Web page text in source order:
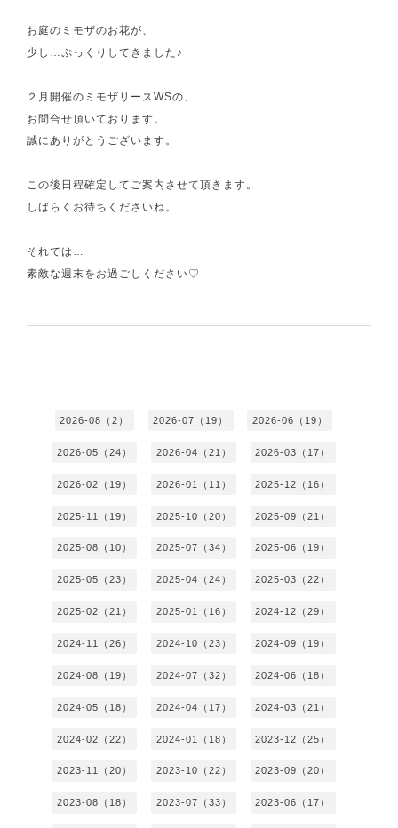
お庭のミモザのお花が、
少し…ぷっくりしてきました♪
２月開催のミモザリースWSの、
お問合せ頂いております。
誠にありがとうございます。
この後日程確定してご案内させて頂きます。
しばらくお待ちくださいね。
それでは…
素敵な週末をお過ごしください♡
2026-08（2） 2026-07（19） 2026-06（19）
2026-05（24） 2026-04（21） 2026-03（17）
2026-02（19） 2026-01（11） 2025-12（16）
2025-11（19） 2025-10（20） 2025-09（21）
2025-08（10） 2025-07（34） 2025-06（19）
2025-05（23） 2025-04（24） 2025-03（22）
2025-02（21） 2025-01（16） 2024-12（29）
2024-11（26） 2024-10（23） 2024-09（19）
2024-08（19） 2024-07（32） 2024-06（18）
2024-05（18） 2024-04（17） 2024-03（21）
2024-02（22） 2024-01（18） 2023-12（25）
2023-11（20） 2023-10（22） 2023-09（20）
2023-08（18） 2023-07（33） 2023-06（17）